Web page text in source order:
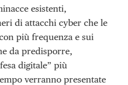
esistenti,
di attacchi cyber che le
più frequenza e sui
da predisporre,
digitale” più
verranno presentate